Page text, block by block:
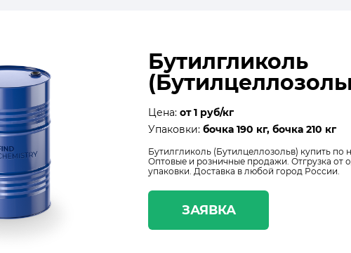
Бутилгликоль
Цена: от 1 руб/кг
Упаковки: бочка 190 кг, бочка 210 кг
Бутилгликоль (Бутилцеллозольв) купить по
Оптовые и розничные продажи. Отгрузка от
упаковки. Доставка в любой город России.
ЗАЯВКА